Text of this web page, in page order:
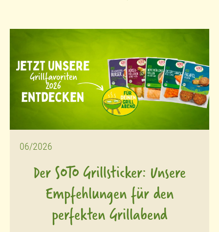
06/2026
Der SOTO Grillsticker: Unsere
Empfehlungen für den
perfekten Grillabend